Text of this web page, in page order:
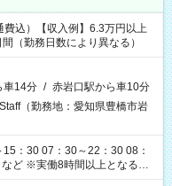
込）【収入例】6.3万円以上
（勤務日数により異なる）
車14分 / 赤岩口駅から車10分
（勤務地：愛知県豊橋市岩
：30 07：30～22：30 08：
ど ※実働8時間以上となる勤